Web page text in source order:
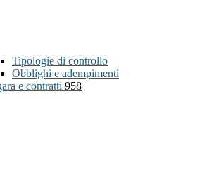
Tipologie di controllo
Obblighi e adempimenti
e contratti 958